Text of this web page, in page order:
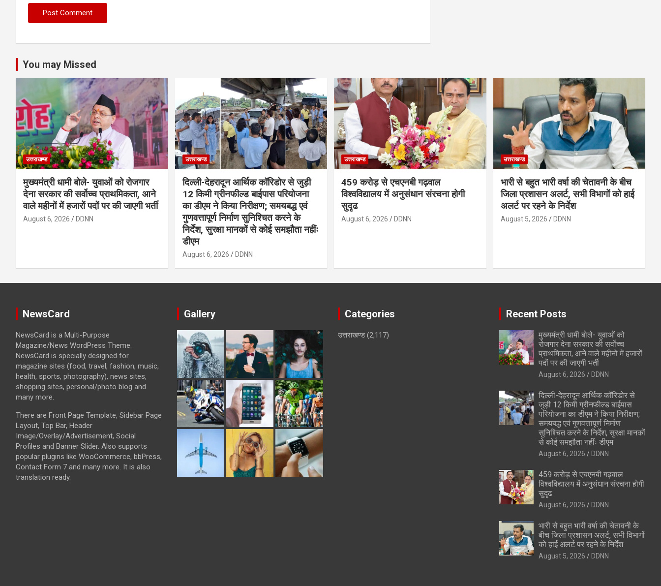
You may Missed
उत्तराखण्ड
मुख्यमंत्री धामी बोले- युवाओं को रोजगार
देना सरकार की सर्वोच्च प्राथमिकता, आने
वाले महीनों में हजारों पदों पर की जाएगी भर्ती
August 6, 2026 DDNN
उत्तराखण्ड
दिल्ली-देहरादून आर्थिक कॉरिडोर से जुड़ी
12 किमी ग्रीनफील्ड बाईपास परियोजना
का डीएम ने किया निरीक्षण; समयबद्ध एवं
गुणवत्तापूर्ण निर्माण सुनिश्चित करने के
निर्देश, सुरक्षा मानकों से कोई समझौता नहींः
डीएम
August 6, 2026 DDNN
उत्तराखण्ड
459 करोड़ से एचएनबी गढ़वाल
विश्वविद्यालय में अनुसंधान संरचना होगी
सुदृढ
August 6, 2026 DDNN
उत्तराखण्ड
भारी से बहुत भारी वर्षा की चेतावनी के बीच
जिला प्रशासन अलर्ट, सभी विभागों को हाई
अलर्ट पर रहने के निर्देश
August 5, 2026 DDNN
NewsCard
NewsCard is a Multi-Purpose
Magazine/News WordPress Theme.
NewsCard is specially designed for
magazine sites (food, travel, fashion, music,
health, sports, photography), news sites,
shopping sites, personal/photo blog and
many more.
There are Front Page Template, Sidebar Page
Layout, Top Bar, Header
Image/Overlay/Advertisement, Social
Profiles and Banner Slider. Also supports
popular plugins like WooCommerce, bbPress,
Contact Form 7 and many more. It is also
translation ready.
Gallery Categories
उत्तराखण्ड(2,117)
Recent Posts
मुख्यमंत्री धामी बोले- युवाओं को
रोजगार देना सरकार की सर्वोच्च
प्राथमिकता, आने वाले महीनों में हजारों
पदों पर की जाएगी भर्ती
August 6, 2026 DDNN
दिल्ली-देहरादून आर्थिक कॉरिडोर से
जुड़ी 12 किमी ग्रीनफील्ड बाईपास
परियोजना का डीएम ने किया निरीक्षण;
समयबद्ध एवं गुणवत्तापूर्ण निर्माण
सुनिश्चित करने के निर्देश, सुरक्षा मानकों
से कोई समझौता नहींः डीएम
August 6, 2026 DDNN
459 करोड़ से एचएनबी गढ़वाल
विश्वविद्यालय में अनुसंधान संरचना होगी
सुदृढ
August 6, 2026 DDNN
भारी से बहुत भारी वर्षा की चेतावनी के
बीच जिला प्रशासन अलर्ट, सभी विभागों
को हाई अलर्ट पर रहने के निर्देश
August 5, 2026 DDNN